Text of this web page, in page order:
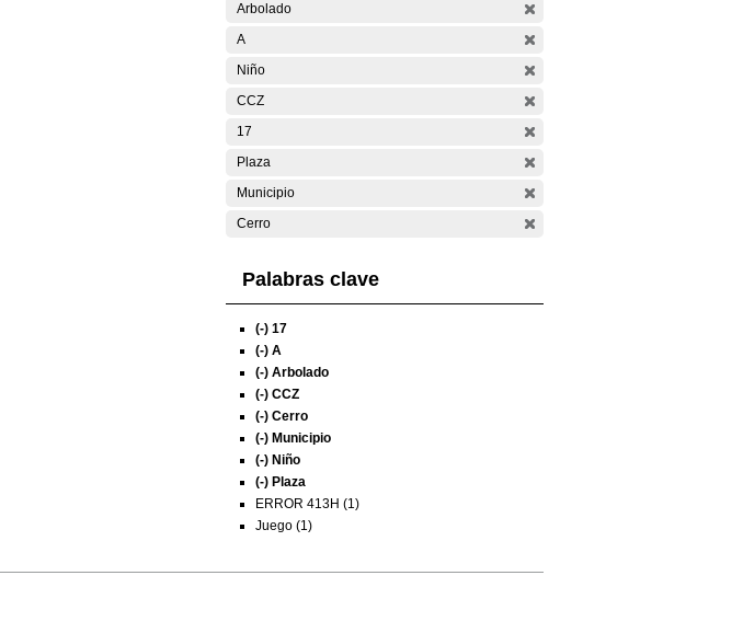
Arbolado
A
Niño
CCZ
17
Plaza
Municipio
Cerro
Palabras clave
(-) 17
(-) A
(-) Arbolado
(-) CCZ
(-) Cerro
(-) Municipio
(-) Niño
(-) Plaza
ERROR 413H (1)
Juego (1)